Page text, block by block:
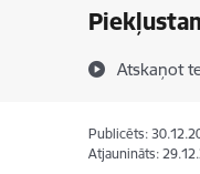
Atskaņot
Publicēts:
Atjaunināts: